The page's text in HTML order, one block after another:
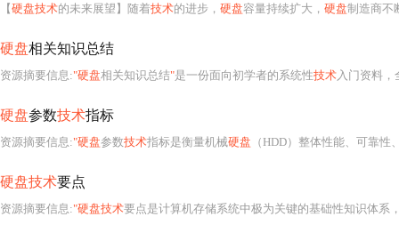
【硬盘技术的未来展望】随着技术的进步， 硬盘容量持续扩大， 硬盘制造商不
硬盘相关知识总结
资源摘要信息:"硬盘相关知识总结"是一份面向初学者的系统性技术入门资料，
硬盘参数技术指标
资源摘要信息:"硬盘参数技术指标是衡量机械硬盘 （HDD）整体性能、可靠性、响应能力与扩展潜力
硬盘技术要点
资源摘要信息:"硬盘技术要点是计算机存储系统中极为关键的基础性知识体系，涵